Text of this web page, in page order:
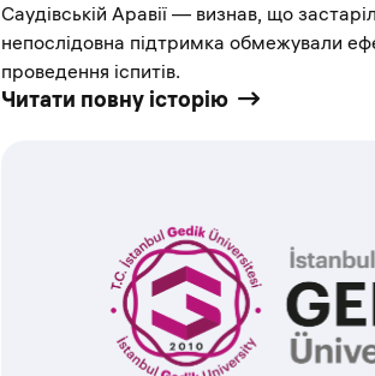
Саудівській Аравії — визнав, що
непослідовна підтримка обмежували
проведення іспитів.
Читати повну історію